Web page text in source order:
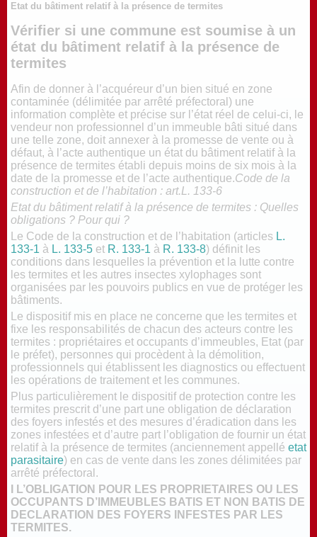
Etat du bâtiment relatif à la présence de termites
Vérifier si une commune est soumise à un
état du bâtiment relatif à la présence de
termites
Afin de donner à l’acquéreur d’un bien situé en zone
contaminée (délimitée par arrêté préfectoral) une
information complète et précise sur l’état réel de celui-ci, le
vendeur non professionnel d’un immeuble bâti situé dans
une telle zone, doit annexer à la promesse de vente ou à
défaut, à l’acte authentique un état du bâtiment relatif à la
présence de termites établi depuis moins de six mois à la
date de la promesse et de l’acte authentique.Code de la
construction et de l’habitation : art.L. 133-6
Etat du bâtiment relatif à la présence de termites : Quelles
obligations ? Pour qui ?
Le Code de la construction et de l’habitation (articles L.
133-1 à L. 133-5 et R. 133-1 à R. 133-8) définit les
conditions dans lesquelles la prévention et la lutte contre
les termites et les autres insectes xylophages sont
organisées par les pouvoirs publics en vue de protéger les
bâtiments.
Le dispositif mis en place ne concerne que les termites et
fixe les responsabilités de chacun des acteurs contre les
termites : propriétaires et occupants d’immeubles, Etat (par
le préfet), personnes qui procèdent à la démolition,
professionnels qui établissent les diagnostics ou effectuent
les opérations de traitement et les communes.
Plus particulièrement le dispositif de protection contre les
termites prescrit d’une part une obligation de déclaration
des foyers infestés et des mesures d’éradication dans les
zones infestées et d’autre part l’obligation de fournir un état
relatif à la présence de termites (anciennement appellé etat
parasitaire) en cas de vente dans les zones délimitées par
arrêté préfectoral.
I L’OBLIGATION POUR LES PROPRIETAIRES OU LES
OCCUPANTS D’IMMEUBLES BATIS ET NON BATIS DE
DECLARATION DES FOYERS INFESTES PAR LES
TERMITES.